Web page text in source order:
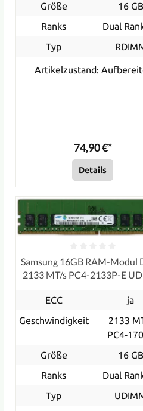
Größe
16 GB
Ranks
Dual
Typ
Artikelzustand:
74,90 €*
Details
Samsung 16GB RAM-Modul
2133 MT/s PC4-2133P-E
ECC
ja
Geschwindigkeit
2133
Größe
16 GB
Ranks
Dual
Typ